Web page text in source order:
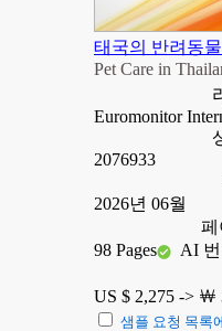
태국의 반려동
Pet Care in
Euromonitor
2076933
2026년 06월
페
98 Pages
AI
US $ 2,275 -> ￦
샘플 요청 목록